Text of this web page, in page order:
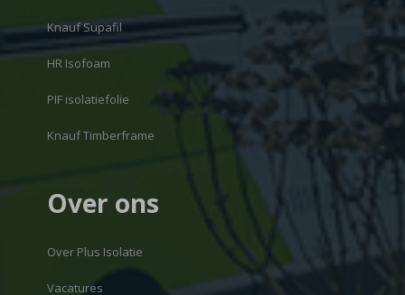
Knauf Supafil
HR Isofoam
PIF isolatiefolie
Knauf Timberframe
Over ons
Over Plus Isolatie
Vacatures